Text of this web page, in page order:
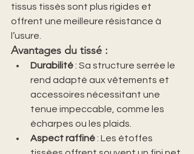
tissus tissés sont plus rigides et
offrent une meilleure résistance à
l’usure.
Avantages du tissé :
Durabilité : Sa structure serrée le
rend adapté aux vêtements et
accessoires nécessitant une
tenue impeccable, comme les
écharpes ou les plaids.
Aspect raffiné : Les étoffes